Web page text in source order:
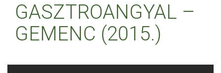
GASZTROANGYAL –
GEMENC (2015.)